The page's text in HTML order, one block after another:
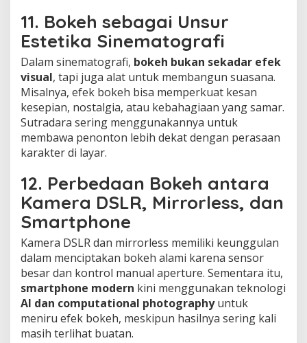
11. Bokeh sebagai Unsur
Estetika Sinematografi
Dalam sinematografi, bokeh bukan sekadar efek
visual, tapi juga alat untuk membangun suasana.
Misalnya, efek bokeh bisa memperkuat kesan
kesepian, nostalgia, atau kebahagiaan yang samar.
Sutradara sering menggunakannya untuk
membawa penonton lebih dekat dengan perasaan
karakter di layar.
12. Perbedaan Bokeh antara
Kamera DSLR, Mirrorless, dan
Smartphone
Kamera DSLR dan mirrorless memiliki keunggulan
dalam menciptakan bokeh alami karena sensor
besar dan kontrol manual aperture. Sementara itu,
smartphone modern kini menggunakan teknologi
AI dan computational photographyuntuk
meniru efek bokeh, meskipun hasilnya sering kali
masih terlihat buatan.